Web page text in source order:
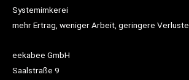
Systemimkerei
mehr Ertrag, weniger Arbeit, geringere Verluste
eekabee GmbH
Saalstraße 9